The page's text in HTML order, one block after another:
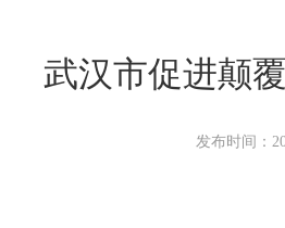
武汉市促进颠
发布时间：